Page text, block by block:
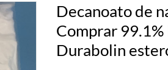
Decanoato de
Comprar 99.1%
Durabolin